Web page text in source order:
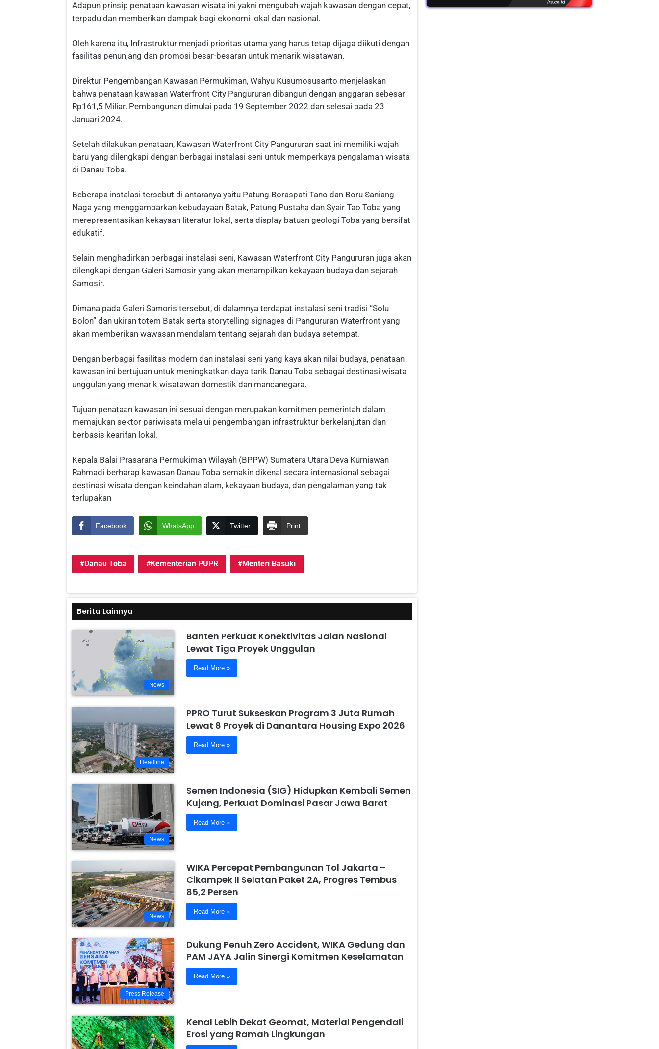
Adapun prinsip penataan kawasan wisata ini yakni mengubah wajah kawasan dengan cepat,
terpadu dan memberikan dampak bagi ekonomi lokal dan nasional.
Oleh karena itu, Infrastruktur menjadi prioritas utama yang harus tetap dijaga diikuti dengan
fasilitas penunjang dan promosi besar-besaran untuk menarik wisatawan.
Direktur Pengembangan Kawasan Permukiman, Wahyu Kusumosusanto menjelaskan
bahwa penataan kawasan Waterfront City Pangururan dibangun dengan anggaran sebesar
Rp161,5 Miliar. Pembangunan dimulai pada 19 September 2022 dan selesai pada 23
Januari 2024.
Setelah dilakukan penataan, Kawasan Waterfront City Pangururan saat ini memiliki wajah
baru yang dilengkapi dengan berbagai instalasi seni untuk memperkaya pengalaman wisata
di Danau Toba.
Beberapa instalasi tersebut di antaranya yaitu Patung Boraspati Tano dan Boru Saniang
Naga yang menggambarkan kebudayaan Batak, Patung Pustaha dan Syair Tao Toba yang
merepresentasikan kekayaan literatur lokal, serta display batuan geologi Toba yang bersifat
edukatif.
Selain menghadirkan berbagai instalasi seni, Kawasan Waterfront City Pangururan juga akan
dilengkapi dengan Galeri Samosir yang akan menampilkan kekayaan budaya dan sejarah
Samosir.
Dimana pada Galeri Samoris tersebut, di dalamnya terdapat instalasi seni tradisi “Solu
Bolon” dan ukiran totem Batak serta storytelling signages di Pangururan Waterfront yang
akan memberikan wawasan mendalam tentang sejarah dan budaya setempat.
Dengan berbagai fasilitas modern dan instalasi seni yang kaya akan nilai budaya, penataan
kawasan ini bertujuan untuk meningkatkan daya tarik Danau Toba sebagai destinasi wisata
unggulan yang menarik wisatawan domestik dan mancanegara.
Tujuan penataan kawasan ini sesuai dengan merupakan komitmen pemerintah dalam
memajukan sektor pariwisata melalui pengembangan infrastruktur berkelanjutan dan
berbasis kearifan lokal.
Kepala Balai Prasarana Permukiman Wilayah (BPPW) Sumatera Utara Deva Kurniawan
Rahmadi berharap kawasan Danau Toba semakin dikenal secara internasional sebagai
destinasi wisata dengan keindahan alam, kekayaan budaya, dan pengalaman yang tak
terlupakan
Facebook WhatsApp Twitter Print
Danau Toba Kementerian PUPR Menteri Basuki
Berita Lainnya
News
Banten Perkuat Konektivitas Jalan Nasional
Lewat Tiga Proyek Unggulan
Read More »
Headline
PPRO Turut Sukseskan Program 3 Juta Rumah
Lewat 8 Proyek di Danantara Housing Expo 2026
Read More »
News
Semen Indonesia (SIG) Hidupkan Kembali Semen
Kujang, Perkuat Dominasi Pasar Jawa Barat
Read More »
News
WIKA Percepat Pembangunan Tol Jakarta –
Cikampek II Selatan Paket 2A, Progres Tembus
85,2 Persen
Read More »
Press Release
Dukung Penuh Zero Accident, WIKA Gedung dan
PAM JAYA Jalin Sinergi Komitmen Keselamatan
Read More »
Kenal Lebih Dekat Geomat, Material Pengendali
Erosi yang Ramah Lingkungan